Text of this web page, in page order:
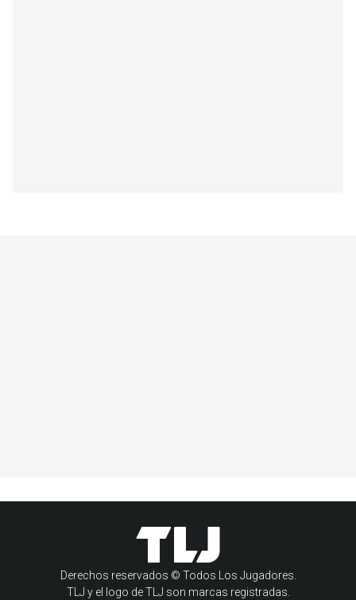
Derechos reservados © Todos Los Jugadores.
TLJ y el logo de TLJ son marcas registradas.